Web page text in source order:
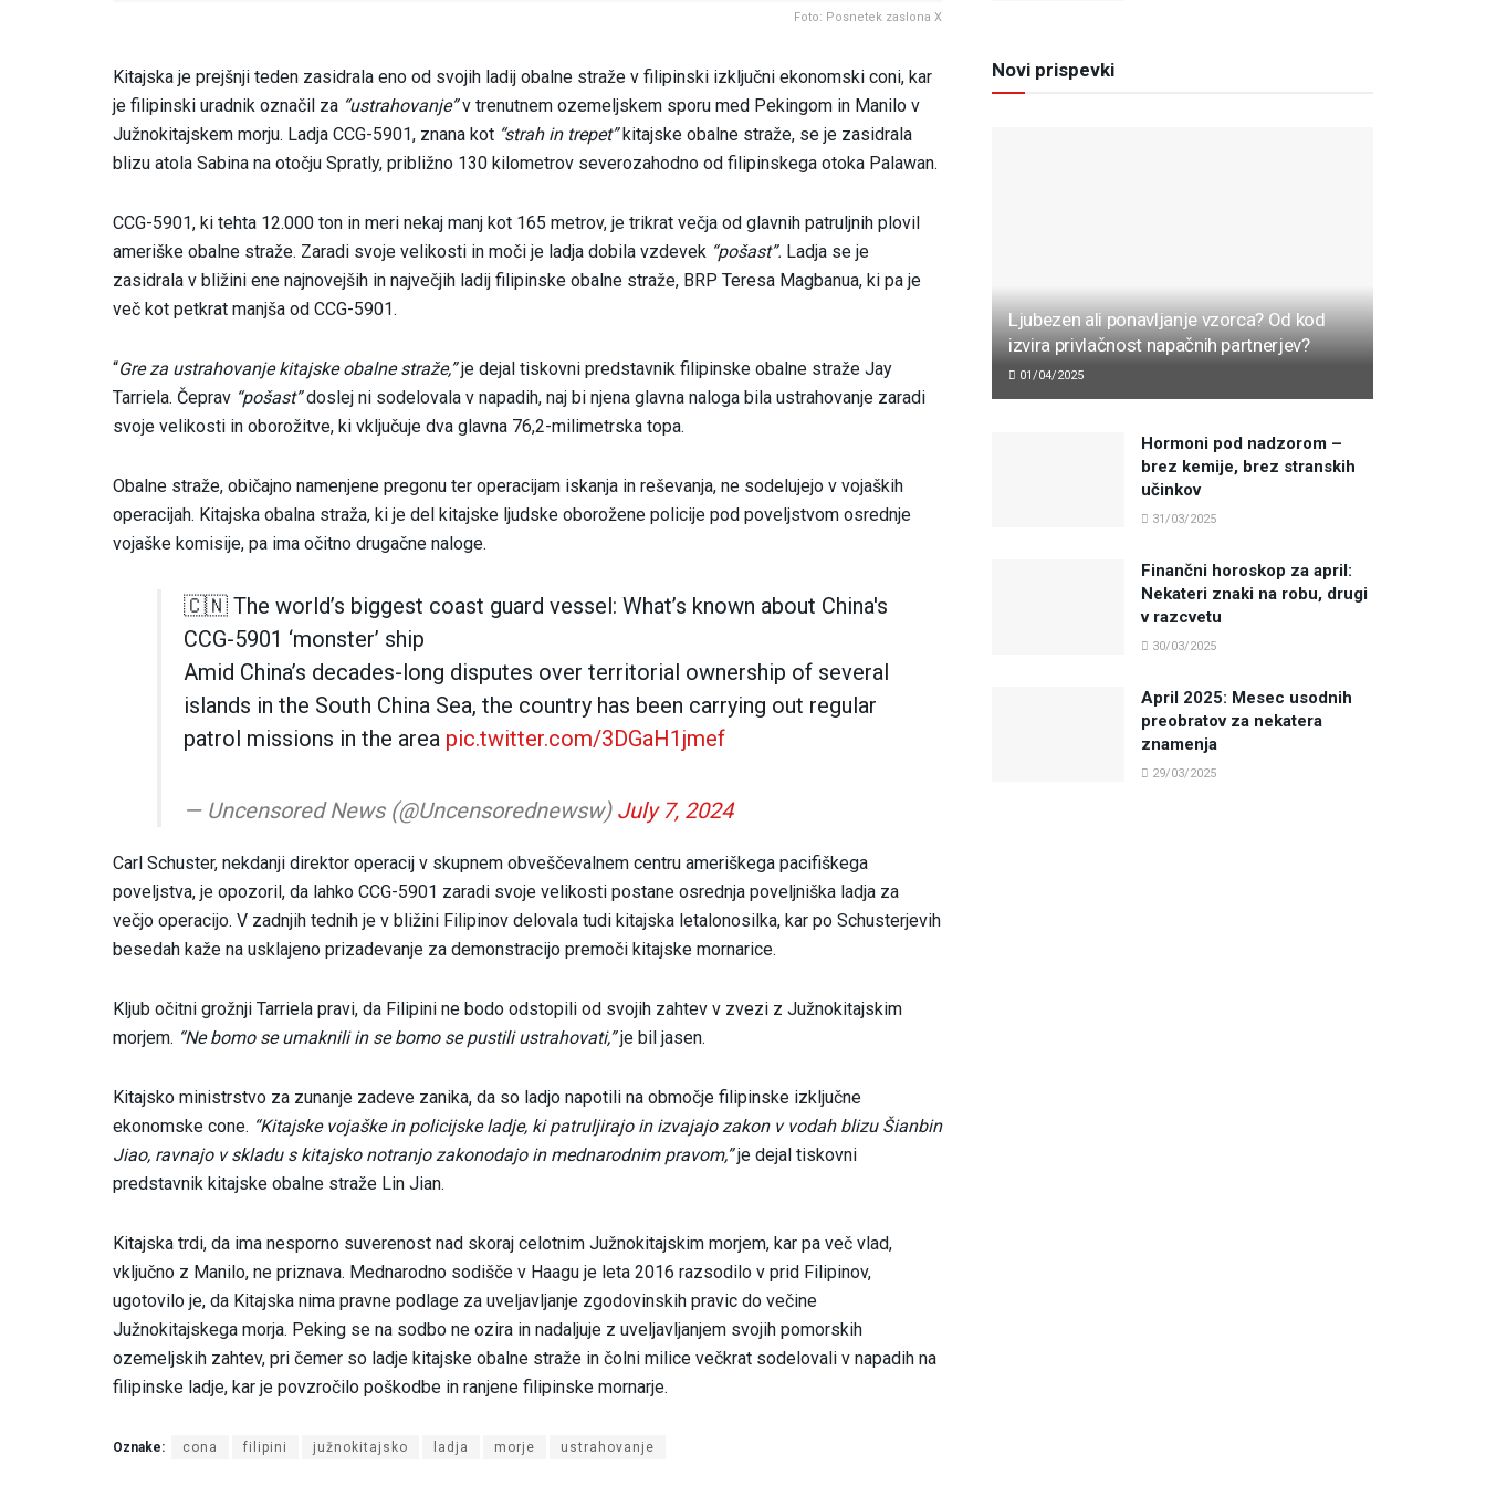
Foto: Posnetek zaslona X
Kitajska je prejšnji teden zasidrala eno od svojih ladij obalne straže v filipinski izključni ekonomski coni, kar
je filipinski uradnik označil za “ustrahovanje”v trenutnem ozemeljskem sporu med Pekingom in Manilo v
Južnokitajskem morju. Ladja CCG-5901, znana kot “strah in trepet”kitajske obalne straže, se je zasidrala
blizu atola Sabina na otočju Spratly, približno 130 kilometrov severozahodno od filipinskega otoka Palawan.
CCG-5901, ki tehta 12.000 ton in meri nekaj manj kot 165 metrov, je trikrat večja od glavnih patruljnih plovil
ameriške obalne straže. Zaradi svoje velikosti in moči je ladja dobila vzdevek “pošast”. Ladja se je
zasidrala v bližini ene najnovejših in največjih ladij filipinske obalne straže, BRP Teresa Magbanua, ki pa je
več kot petkrat manjša od CCG-5901.
“Gre za ustrahovanje kitajske obalne straže,”je dejal tiskovni predstavnik filipinske obalne straže Jay
Tarriela. Čeprav “pošast”doslej ni sodelovala v napadih, naj bi njena glavna naloga bila ustrahovanje zaradi
svoje velikosti in oborožitve, ki vključuje dva glavna 76,2-milimetrska topa.
Obalne straže, običajno namenjene pregonu ter operacijam iskanja in reševanja, ne sodelujejo v vojaških
operacijah. Kitajska obalna straža, ki je del kitajske ljudske oborožene policije pod poveljstvom osrednje
vojaške komisije, pa ima očitno drugačne naloge.
🇨🇳 The world’s biggest coast guard vessel: What’s known about China's
CCG-5901 ‘monster’ ship
Amid China’s decades-long disputes over territorial ownership of several
islands in the South China Sea, the country has been carrying out regular
patrol missions in the area pic.twitter.com/3DGaH1jmef
— Uncensored News (@Uncensorednewsw) July 7, 2024
Carl Schuster, nekdanji direktor operacij v skupnem obveščevalnem centru ameriškega pacifiškega
poveljstva, je opozoril, da lahko CCG-5901 zaradi svoje velikosti postane osrednja poveljniška ladja za
večjo operacijo. V zadnjih tednih je v bližini Filipinov delovala tudi kitajska letalonosilka, kar po Schusterjevih
besedah kaže na usklajeno prizadevanje za demonstracijo premoči kitajske mornarice.
Kljub očitni grožnji Tarriela pravi, da Filipini ne bodo odstopili od svojih zahtev v zvezi z Južnokitajskim
morjem. “Ne bomo se umaknili in se bomo se pustili ustrahovati,”je bil jasen.
Kitajsko ministrstvo za zunanje zadeve zanika, da so ladjo napotili na območje filipinske izključne
ekonomske cone. “Kitajske vojaške in policijske ladje, ki patruljirajo in izvajajo zakon v vodah blizu Šianbin
Jiao, ravnajo v skladu s kitajsko notranjo zakonodajo in mednarodnim pravom,”je dejal tiskovni
predstavnik kitajske obalne straže Lin Jian.
Kitajska trdi, da ima nesporno suverenost nad skoraj celotnim Južnokitajskim morjem, kar pa več vlad,
vključno z Manilo, ne priznava. Mednarodno sodišče v Haagu je leta 2016 razsodilo v prid Filipinov,
ugotovilo je, da Kitajska nima pravne podlage za uveljavljanje zgodovinskih pravic do večine
Južnokitajskega morja. Peking se na sodbo ne ozira in nadaljuje z uveljavljanjem svojih pomorskih
ozemeljskih zahtev, pri čemer so ladje kitajske obalne straže in čolni milice večkrat sodelovali v napadih na
filipinske ladje, kar je povzročilo poškodbe in ranjene filipinske mornarje.
Oznake: cona filipini južnokitajsko ladja morje ustrahovanje
Novi prispevki
Ljubezen ali ponavljanje vzorca? Od kod
izvira privlačnost napačnih partnerjev?
01/04/2025
Hormoni pod nadzorom –
brez kemije, brez stranskih
učinkov
31/03/2025
Finančni horoskop za april:
Nekateri znaki na robu, drugi
v razcvetu
30/03/2025
April 2025: Mesec usodnih
preobratov za nekatera
znamenja
29/03/2025